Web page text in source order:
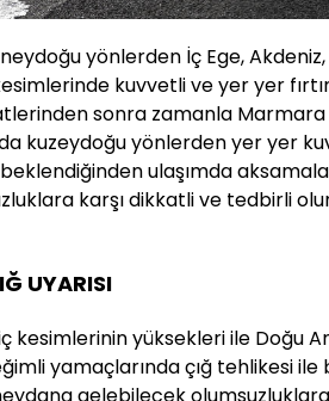
yönlerden İç Ege,
kuvvetli ve yer yer
sonra zamanla Marmara
kuzeydoğu yönlerden yer yer
ulaşımda
karşı dikkatli ve tedbirli
UYARISI
kesimlerinin yüksekleri ile Doğu
yamaçlarında çığ tehlikesi ile